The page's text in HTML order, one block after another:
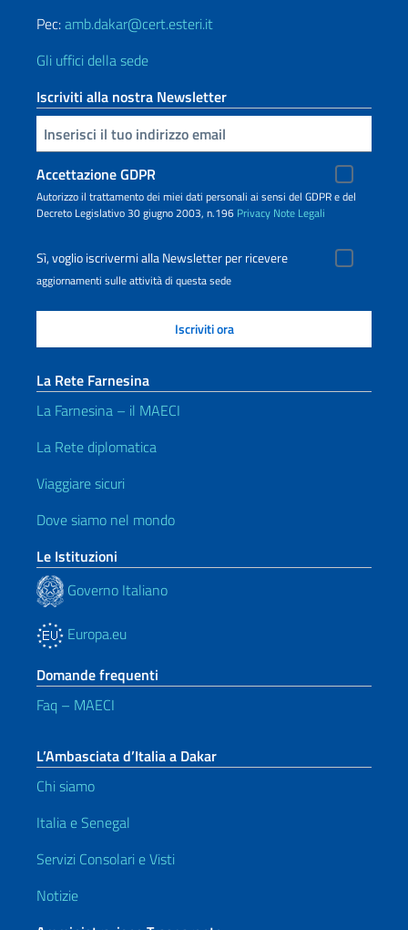
Pec:amb.dakar@cert.esteri.it
Gli uffici della sede
Iscriviti alla nostra Newsletter
Inserisci la tua email
Accettazione GDPR
Autorizzo il trattamento dei miei dati personali ai sensi del GDPR e del
Decreto Legislativo 30 giugno 2003, n.196 Privacy Note Legali
Sì, voglio iscrivermi alla Newsletter per ricevere
aggiornamenti sulle attività di questa sede
La Rete Farnesina
La Farnesina – il MAECI
La Rete diplomatica
Viaggiare sicuri
Dove siamo nel mondo
Le Istituzioni
Governo Italiano
Europa.eu
Domande frequenti
Faq – MAECI
L’Ambasciata d’Italia a Dakar
Chi siamo
Italia e Senegal
Servizi Consolari e Visti
Notizie